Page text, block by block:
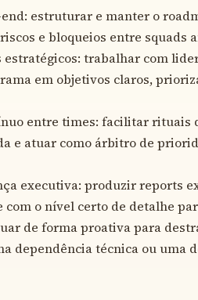
estruturar e manter o
e bloqueios entre squads
trabalhar com
em objetivos claros,
entre times: facilitar rituais
e atuar como árbitro de
executiva: produzir reports
com o nível certo de detalhe
de forma proativa para
dependência técnica ou uma